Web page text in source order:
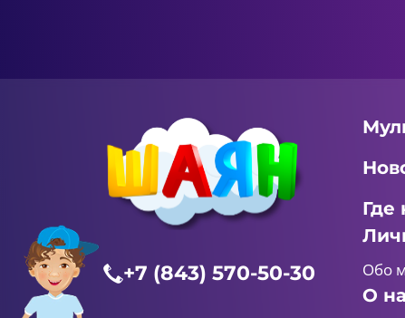
+7 (843) 570-50-30
Где
Обо
О